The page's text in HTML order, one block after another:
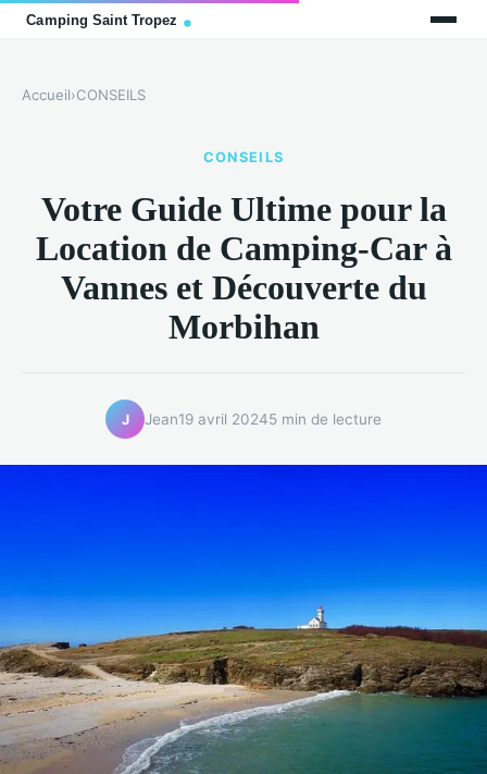
Accueil›CONSEILS
CONSEILS
Votre Guide Ultime pour la
Location de Camping-Car à
Vannes et Découverte du
Morbihan
J Jean19 avril 20245 min de lecture